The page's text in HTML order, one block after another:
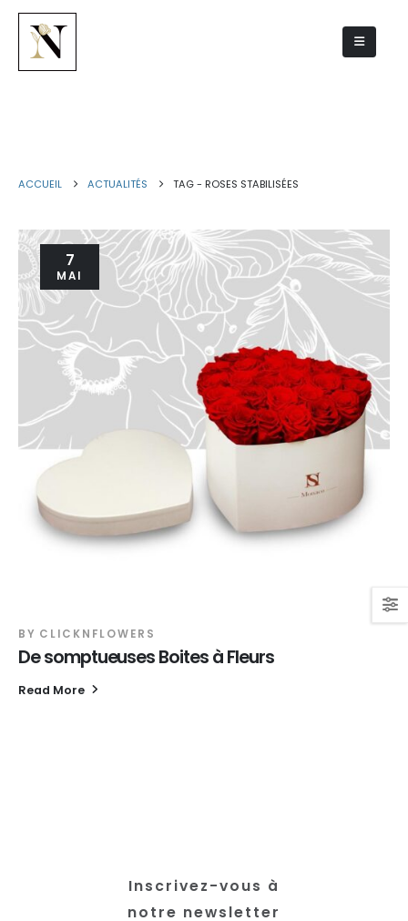
ACCUEIL ACTUALITÉS TAG - ROSES STABILISÉES
7
MAI
BY CLICKNFLOWERS
De somptueuses Boites à Fleurs
Read More
Inscrivez-vous à
notre newsletter